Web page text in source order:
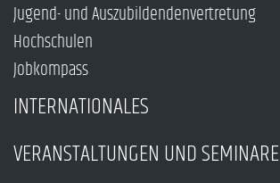
Jugend- und Auszubildendenvertretung
Hochschulen
Jobkompass
INTERNATIONALES
VERANSTALTUNGEN UND SEMINARE